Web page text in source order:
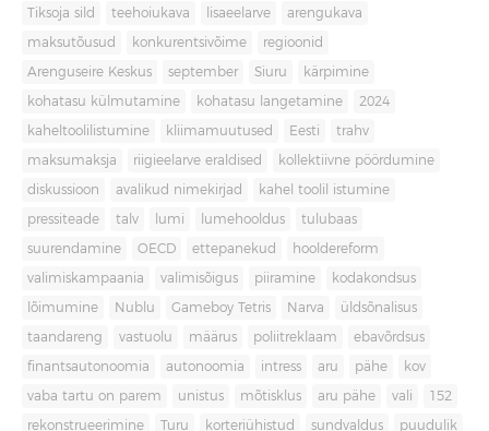
Tiksoja sild teehoiukava lisaeelarve arengukava
maksutõusud konkurentsivõime regioonid
Arenguseire Keskus september Siuru kärpimine
kohatasu külmutamine kohatasu langetamine 2024
kaheltoolilistumine kliimamuutused Eesti trahv
maksumaksja riigieelarve eraldised kollektiivne pöördumine
diskussioon avalikud nimekirjad kahel toolil istumine
pressiteade talv lumi lumehooldus tulubaas
suurendamine OECD ettepanekud hooldereform
valimiskampaania valimisõigus piiramine kodakondsus
lõimumine Nublu Gameboy Tetris Narva üldsõnalisus
taandareng vastuolu määrus poliitreklaam ebavõrdsus
finantsautonoomia autonoomia intress aru pähe kov
vaba tartu on parem unistus mõtisklus aru pähe vali 152
rekonstrueerimine Turu korteriühistud sundvaldus puudulik